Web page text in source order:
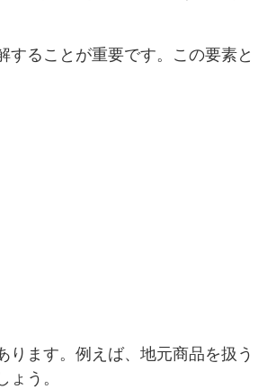
ることが重要です。この要素と
ます。例えば、地元商品を扱う
う。